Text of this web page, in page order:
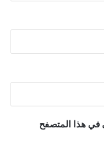
في هذا المتصفح